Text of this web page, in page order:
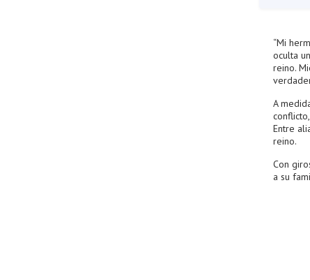
“Mi
oculta
reino.
A
Entre
reino.
Con
a su